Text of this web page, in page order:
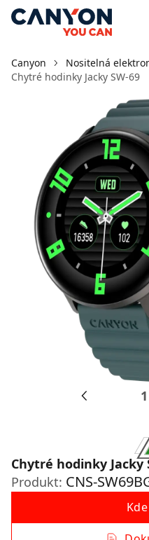
Canyon Nositelná
Chytré hodinky Jacky SW-69
1
Chytré hodinky Jacky
Produkt: CNS-